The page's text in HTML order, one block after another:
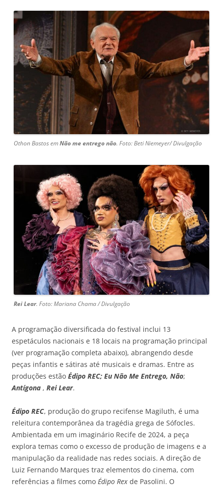
Othon Bastos emNão me entrego não. Foto: Beti Niemeyer/ Divulgação
Rei Lear. Foto: Mariana Chama / Divulgação
A programação diversificada do festival inclui 13
espetáculos nacionais e 18 locais na programação principal
(ver programação completa abaixo), abrangendo desde
peças infantis e sátiras até musicais e dramas. Entre as
produções estão Édipo REC; Eu Não Me Entrego, Não;
Antígona , Rei Lear.
Édipo REC, produção do grupo recifense Magiluth, é uma
releitura contemporânea da tragédia grega de Sófocles.
Ambientada em um imaginário Recife de 2024, a peça
explora temas como o excesso de produção de imagens e a
manipulação da realidade nas redes sociais. A direção de
Luiz Fernando Marques traz elementos do cinema, com
referências a filmes como Édipo Rex de Pasolini. O